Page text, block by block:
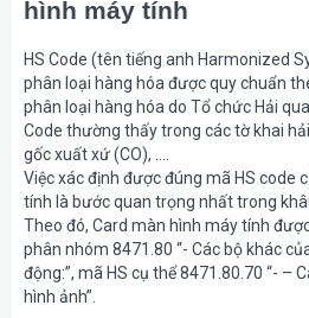
hình máy tính
HS Code (tên tiếng anh Harmonized
phân loại hàng hóa được quy chuẩn
phân loại hàng hóa do Tổ chức Hải
Code thường thấy trong các tờ khai
gốc xuất xứ (CO), ….
Việc xác định được đúng mã HS code
tính là bước quan trọng nhất trong
Theo đó, Card màn hình máy tính
phân nhóm 8471.80 “- Các bộ khác
động:”, mã HS cụ thể 8471.80.70 “- –
hình ảnh”.